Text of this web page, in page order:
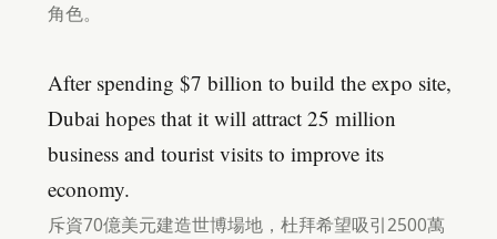
角色。
After spending $7 billion to build the expo site,
Dubai hopes that it will attract 25 million
business and tourist visits to improve its
economy.
斥資70億美元建造世博場地，杜拜希望吸引2500萬